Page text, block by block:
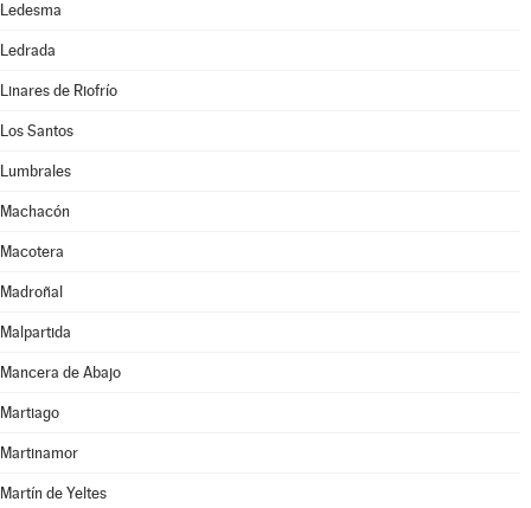
Ledesma
Ledrada
Linares de Riofrío
Los Santos
Lumbrales
Machacón
Macotera
Madroñal
Malpartida
Mancera de Abajo
Martiago
Martinamor
Martín de Yeltes